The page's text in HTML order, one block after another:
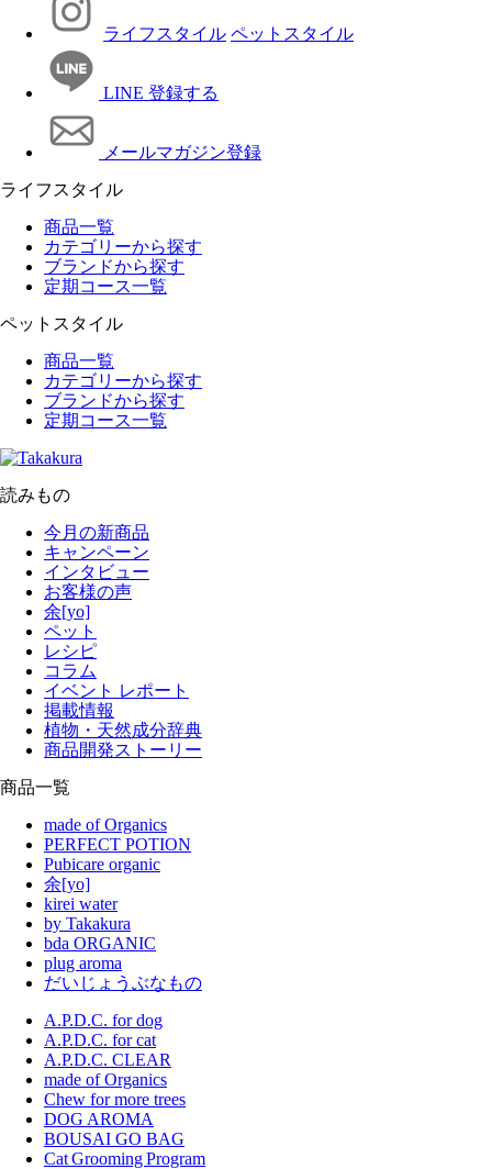
ライフスタイル ペットスタイル
LINE 登録する
メールマガジン登録
ライフスタイル
商品一覧
カテゴリーから探す
ブランドから探す
定期コース一覧
ペットスタイル
商品一覧
カテゴリーから探す
ブランドから探す
定期コース一覧
読みもの
今月の新商品
キャンペーン
インタビュー
お客様の声
余[yo]
ペット
レシピ
コラム
イベント レポート
掲載情報
植物・天然成分辞典
商品開発ストーリー
商品一覧
made of Organics
PERFECT POTION
Pubicare organic
余[yo]
kirei water
by Takakura
bda ORGANIC
plug aroma
だいじょうぶなもの
A.P.D.C. for dog
A.P.D.C. for cat
A.P.D.C. CLEAR
made of Organics
Chew for more trees
DOG AROMA
BOUSAI GO BAG
Cat Grooming Program